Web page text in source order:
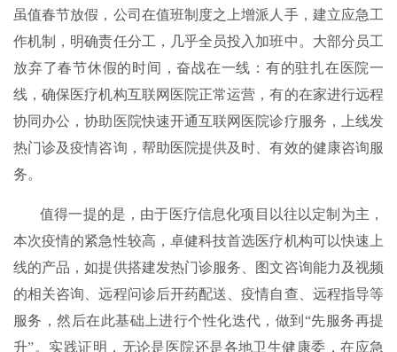
虽值春节放假，公司在值班制度之上增派人手，建立应急工
作机制，明确责任分工，几乎全员投入加班中。大部分员工
放弃了春节休假的时间，奋战在一线：有的驻扎在医院一
线，确保医疗机构互联网医院正常运营，有的在家进行远程
协同办公，协助医院快速开通互联网医院诊疗服务，上线发
热门诊及疫情咨询，帮助医院提供及时、有效的健康咨询服
务。
值得一提的是，由于医疗信息化项目以往以定制为主，
本次疫情的紧急性较高，卓健科技首选医疗机构可以快速上
线的产品，如提供搭建发热门诊服务、图文咨询能力及视频
的相关咨询、远程问诊后开药配送、疫情自查、远程指导等
服务，然后在此基础上进行个性化迭代，做到“先服务再提
升”。实践证明，无论是医院还是各地卫生健康委，在应急